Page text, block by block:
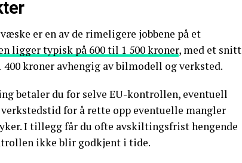
er en av de rimeligere jobbene på et
ligger typisk på 600 til 1 500 kroner, med et snitt
400 kroner avhengig av bilmodell og verksted.
betaler du for selve EU-kontrollen, eventuell
for å rette opp eventuelle mangler
I tillegg får du ofte avskiltingsfrist hengende
ikke blir godkjent i tide.